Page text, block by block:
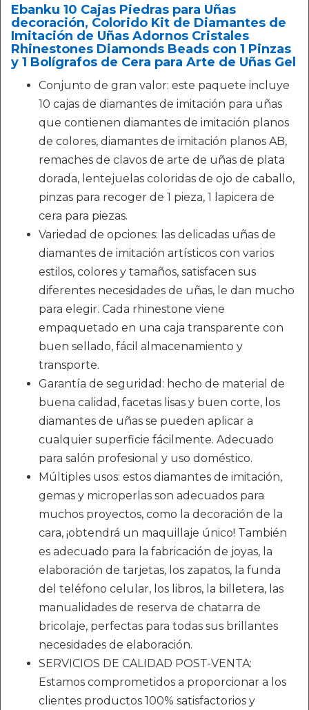
Ebanku 10 Cajas Piedras para Uñas
decoración, Colorido Kit de Diamantes de
Imitación de Uñas Adornos Cristales
Rhinestones Diamonds Beads con 1 Pinzas
y 1 Bolígrafos de Cera para Arte de Uñas Gel
Conjunto de gran valor: este paquete incluye
10 cajas de diamantes de imitación para uñas
que contienen diamantes de imitación planos
de colores, diamantes de imitación planos AB,
remaches de clavos de arte de uñas de plata
dorada, lentejuelas coloridas de ojo de caballo,
pinzas para recoger de 1 pieza, 1 lapicera de
cera para piezas.
Variedad de opciones: las delicadas uñas de
diamantes de imitación artísticos con varios
estilos, colores y tamaños, satisfacen sus
diferentes necesidades de uñas, le dan mucho
para elegir. Cada rhinestone viene
empaquetado en una caja transparente con
buen sellado, fácil almacenamiento y
transporte.
Garantía de seguridad: hecho de material de
buena calidad, facetas lisas y buen corte, los
diamantes de uñas se pueden aplicar a
cualquier superficie fácilmente. Adecuado
para salón profesional y uso doméstico.
Múltiples usos: estos diamantes de imitación,
gemas y microperlas son adecuados para
muchos proyectos, como la decoración de la
cara, ¡obtendrá un maquillaje único! También
es adecuado para la fabricación de joyas, la
elaboración de tarjetas, los zapatos, la funda
del teléfono celular, los libros, la billetera, las
manualidades de reserva de chatarra de
bricolaje, perfectas para todas sus brillantes
necesidades de elaboración.
SERVICIOS DE CALIDAD POST-VENTA:
Estamos comprometidos a proporcionar a los
clientes productos 100% satisfactorios y